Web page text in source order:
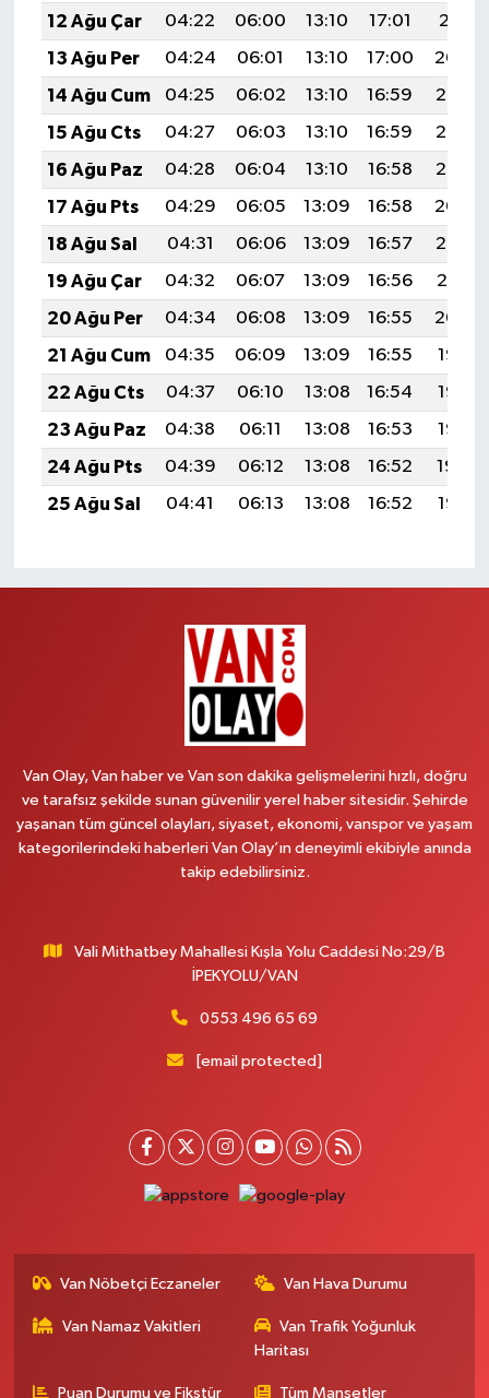
12 Ağu Çar
04:22 06:00 13:10 17:01
20:11
13 Ağu Per
04:24 06:01 13:10 17:00
20:09
14 Ağu Cum
04:25 06:02 13:10 16:59
20:08
15 Ağu Cts
04:27 06:03 13:10 16:59
20:07
16 Ağu Paz
04:28 06:04 13:10 16:58
20:05
17 Ağu Pts
04:29 06:05 13:09 16:58
20:04
18 Ağu Sal
04:31 06:06 13:09 16:57
20:02
19 Ağu Çar
04:32 06:07 13:09 16:56
20:01
20 Ağu Per
04:34 06:08 13:09 16:55
20:00
21 Ağu Cum
04:35 06:09 13:09 16:55
19:58
22 Ağu Cts
04:37 06:10 13:08 16:54
19:57
23 Ağu Paz
04:38 06:11 13:08 16:53
19:55
24 Ağu Pts
04:39 06:12 13:08 16:52
19:54
25 Ağu Sal
04:41 06:13 13:08 16:52 19:52
Van Olay, Van haber ve Van son dakika gelişmelerini hızlı, doğru
ve tarafsız şekilde sunan güvenilir yerel haber sitesidir. Şehirde
yaşanan tüm güncel olayları, siyaset, ekonomi, vanspor ve yaşam
kategorilerindeki haberleri Van Olay’ın deneyimli ekibiyle anında
takip edebilirsiniz.
Vali Mithatbey Mahallesi Kışla Yolu Caddesi No:29/B
İPEKYOLU/VAN
0553 496 65 69
[email protected]
Van Nöbetçi Eczaneler Van Hava Durumu
Van Namaz Vakitleri
Van Trafik Yoğunluk
Haritası
Puan Durumu ve Fikstür Tüm Manşetler